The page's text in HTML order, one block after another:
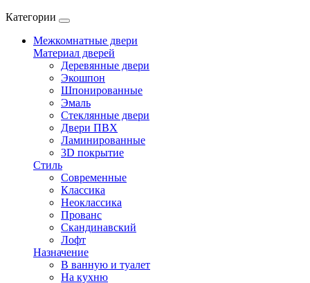
Категории
Межкомнатные двери
Материал дверей
Деревянные двери
Экошпон
Шпонированные
Эмаль
Стеклянные двери
Двери ПВХ
Ламинированные
3D покрытие
Стиль
Современные
Классика
Неоклассика
Прованс
Скандинавский
Лофт
Назначение
В ванную и туалет
На кухню